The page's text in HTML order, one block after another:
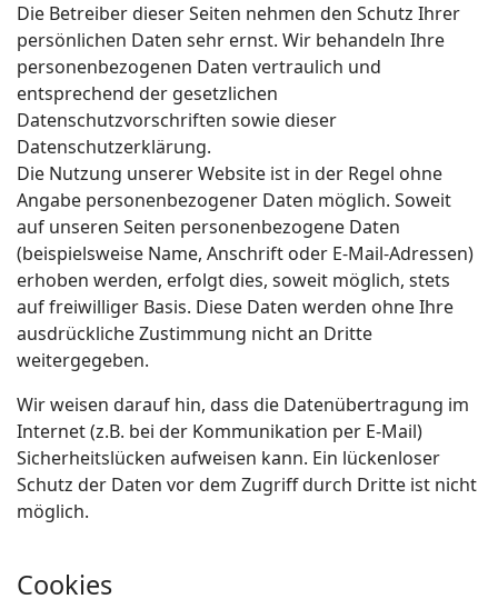
Die Betreiber dieser Seiten nehmen den Schutz Ihrer
persönlichen Daten sehr ernst. Wir behandeln Ihre
personenbezogenen Daten vertraulich und
entsprechend der gesetzlichen
Datenschutzvorschriften sowie dieser
Datenschutzerklärung.
Die Nutzung unserer Website ist in der Regel ohne
Angabe personenbezogener Daten möglich. Soweit
auf unseren Seiten personenbezogene Daten
(beispielsweise Name, Anschrift oder E-Mail-Adressen)
erhoben werden, erfolgt dies, soweit möglich, stets
auf freiwilliger Basis. Diese Daten werden ohne Ihre
ausdrückliche Zustimmung nicht an Dritte
weitergegeben.
Wir weisen darauf hin, dass die Datenübertragung im
Internet (z.B. bei der Kommunikation per E-Mail)
Sicherheitslücken aufweisen kann. Ein lückenloser
Schutz der Daten vor dem Zugriff durch Dritte ist nicht
möglich.
Cookies